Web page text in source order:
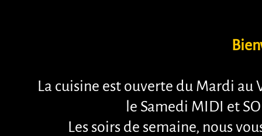
La cuisine est ouverte du Mardi au
le Samedi MIDI et
Les soirs de semaine, nous